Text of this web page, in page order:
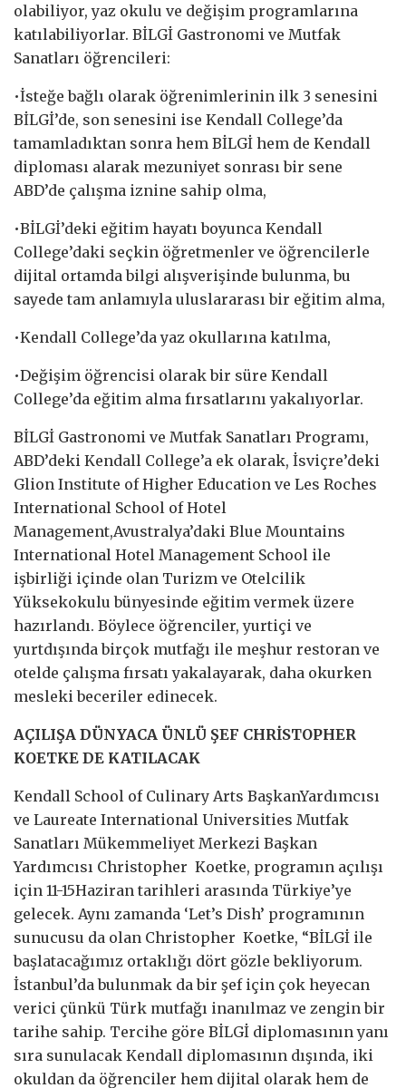
olabiliyor, yaz okulu ve değişim programlarına
katılabiliyorlar. BİLGİ Gastronomi ve Mutfak
Sanatları öğrencileri:
•İsteğe bağlı olarak öğrenimlerinin ilk 3 senesini
BİLGİ’de, son senesini ise Kendall College’da
tamamladıktan sonra hem BİLGİ hem de Kendall
diploması alarak mezuniyet sonrası bir sene
ABD’de çalışma iznine sahip olma,
•BİLGİ’deki eğitim hayatı boyunca Kendall
College’daki seçkin öğretmenler ve öğrencilerle
dijital ortamda bilgi alışverişinde bulunma, bu
sayede tam anlamıyla uluslararası bir eğitim alma,
•Kendall College’da yaz okullarına katılma,
•Değişim öğrencisi olarak bir süre Kendall
College’da eğitim alma fırsatlarını yakalıyorlar.
BİLGİ Gastronomi ve Mutfak Sanatları Programı,
ABD’deki Kendall College’a ek olarak, İsviçre’deki
Glion Institute of Higher Education ve Les Roches
International School of Hotel
Management,Avustralya’daki Blue Mountains
International Hotel Management School ile
işbirliği içinde olan Turizm ve Otelcilik
Yüksekokulu bünyesinde eğitim vermek üzere
hazırlandı. Böylece öğrenciler, yurtiçi ve
yurtdışında birçok mutfağı ile meşhur restoran ve
otelde çalışma fırsatı yakalayarak, daha okurken
mesleki beceriler edinecek.
AÇILIŞA DÜNYACA ÜNLÜ ŞEF CHRİSTOPHER
KOETKE DE KATILACAK
Kendall School of Culinary Arts BaşkanYardımcısı
ve Laureate International Universities Mutfak
Sanatları Mükemmeliyet Merkezi Başkan
Yardımcısı Christopher Koetke, programın açılışı
için 11-15Haziran tarihleri arasında Türkiye’ye
gelecek. Aynı zamanda ‘Let’s Dish’ programının
sunucusu da olan Christopher Koetke, “BİLGİ ile
başlatacağımız ortaklığı dört gözle bekliyorum.
İstanbul’da bulunmak da bir şef için çok heyecan
verici çünkü Türk mutfağı inanılmaz ve zengin bir
tarihe sahip. Tercihe göre BİLGİ diplomasının yanı
sıra sunulacak Kendall diplomasının dışında, iki
okuldan da öğrenciler hem dijital olarak hem de